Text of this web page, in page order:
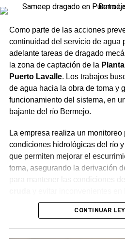
siguientes
Crecimiento del segmento
variantes 0.0% ganaron
que buscan balancear
riesgos sin abandonar el
Mapeo de maridajes: La
presencia en la
con carnes a las brasas,
envío a domicilio
la demanda,
deportivos de gran escala.
Secretos para
conservar la
Como parte de las acciones
continuidad del servicio de agua
adelante tareas de dragado
la zona de captación de la
Puerto Lavalle. Los trabajos
de agua hacia la obra de toma y
funcionamiento del sistema, en
bajante del río Bermejo.
La empresa realiza un
condiciones hidrológicas del río
que permiten mejorar el
toma, asegurando la derivación
para mantener las condiciones de
potable. Las tareas se
se ajustan de acuerdo con la
CONTINUAR